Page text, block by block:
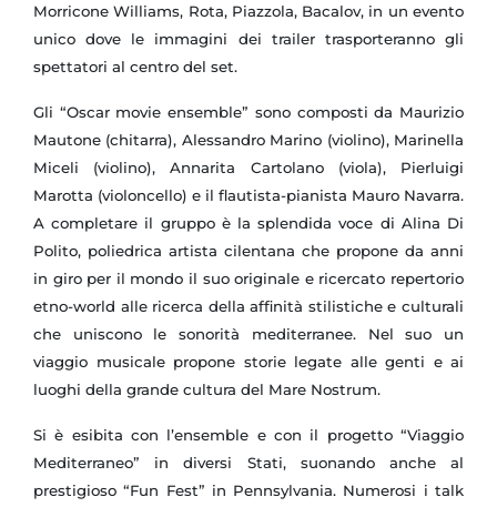
Morricone Williams, Rota, Piazzola, Bacalov, in un evento
unico dove le immagini dei trailer trasporteranno gli
spettatori al centro del set.
Gli “Oscar movie ensemble” sono composti da Maurizio
Mautone (chitarra), Alessandro Marino (violino), Marinella
Miceli (violino), Annarita Cartolano (viola), Pierluigi
Marotta (violoncello) e il flautista-pianista Mauro Navarra.
A completare il gruppo è la splendida voce di Alina Di
Polito, poliedrica artista cilentana che propone da anni
in giro per il mondo il suo originale e ricercato repertorio
etno-world alle ricerca della affinità stilistiche e culturali
che uniscono le sonorità mediterranee. Nel suo un
viaggio musicale propone storie legate alle genti e ai
luoghi della grande cultura del Mare Nostrum.
Si è esibita con l’ensemble e con il progetto “Viaggio
Mediterraneo” in diversi Stati, suonando anche al
prestigioso “Fun Fest” in Pennsylvania. Numerosi i talk